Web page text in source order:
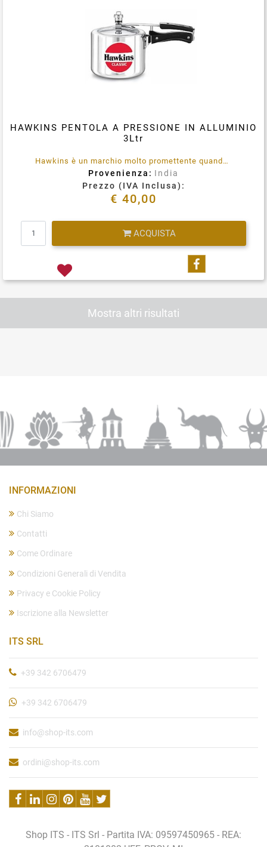
HAWKINS PENTOLA A PRESSIONE IN ALLUMINIO
3Ltr
Hawkins è un marchio molto promettente quando si tratta delle sue classiche pentole a pressione. E' prodotto utilizzando materiali di qualità garantita e tecniche avanzate, che li rendono conformi allo standard.
Provenienza: India
Prezzo (IVA Inclusa):
€ 40,00
ACQUISTA
Condividi su
Mostra altri risultati
INFORMAZIONI
Chi Siamo
Contatti
Come Ordinare
Condizioni Generali di Vendita
Privacy e Cookie Policy
Iscrizione alla Newsletter
ITS SRL
+39 342 6706479
+39 342 6706479
info@shop-its.com
ordini@shop-its.com
Shop ITS - ITS Srl - Partita IVA: 09597450965 - REA: